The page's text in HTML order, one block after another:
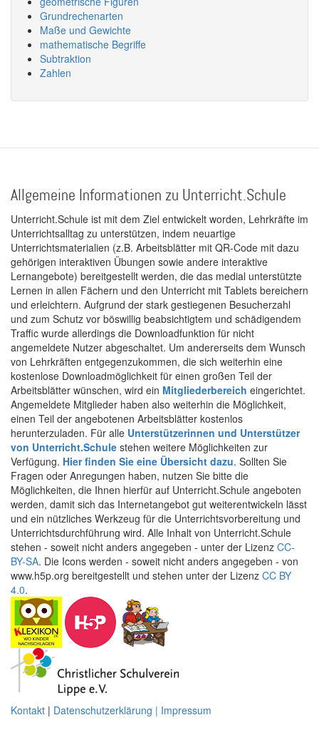
Grundrechenarten
Maße und Gewichte
mathematische Begriffe
Subtraktion
Zahlen
Allgemeine Informationen zu Unterricht.Schule
Unterricht.Schule ist mit dem Ziel entwickelt worden, Lehrkräfte im
Unterrichtsalltag zu unterstützen, indem neuartige
Unterrichtsmaterialien (z.B. Arbeitsblätter mit QR-Code mit dazu
gehörigen interaktiven Übungen sowie andere interaktive
Lernangebote) bereitgestellt werden, die das medial unterstützte
Lernen in allen Fächern und den Unterricht mit Tablets bereichern
und erleichtern. Aufgrund der stark gestiegenen Besucherzahl
und zum Schutz vor böswillig beabsichtigtem und schädigendem
Traffic wurde allerdings die Downloadfunktion für nicht
angemeldete Nutzer abgeschaltet. Um andererseits dem Wunsch
von Lehrkräften entgegenzukommen, die sich weiterhin eine
kostenlose Downloadmöglichkeit für einen großen Teil der
Arbeitsblätter wünschen, wird ein Mitgliederbereich eingerichtet.
Angemeldete Mitglieder haben also weiterhin die Möglichkeit,
einen Teil der angebotenen Arbeitsblätter kostenlos
herunterzuladen. Für alle Unterstützerinnen und Unterstützer
von Unterricht.Schule stehen weitere Möglichkeiten zur
Verfügung. Hier finden Sie eine Übersicht dazu. Sollten Sie
Fragen oder Anregungen haben, nutzen Sie bitte die
Möglichkeiten, die Ihnen hierfür auf Unterricht.Schule angeboten
werden, damit sich das Internetangebot gut weiterentwickeln lässt
und ein nützliches Werkzeug für die Unterrichtsvorbereitung und
Unterrichtsdurchführung wird. Alle Inhalt von Unterricht.Schule
stehen - soweit nicht anders angegeben - unter der Lizenz CC-
BY-SA. Die Icons werden - soweit nicht anders angegeben - von
www.h5p.org bereitgestellt und stehen unter der Lizenz CC BY
4.0.
Kontakt | Datenschutzerklärung | Impressum